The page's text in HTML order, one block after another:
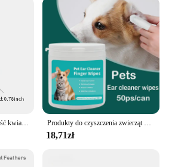
18,71zł